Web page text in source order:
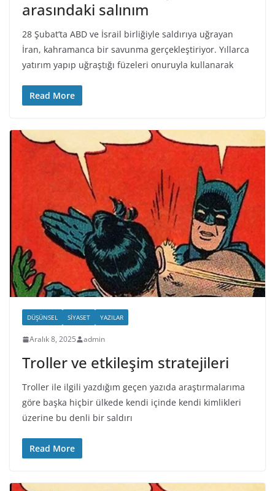
arasındaki salınım
28 Şubat’ta ABD ve İsrail birliğiyle saldırıya uğrayan
İran, kahramanca bir savunma gerçekleştiriyor. Yıllarca
yatırım yapıp uğraştığı füzeleri onuruyla kullanarak
Read More
DÜŞÜNSEL SIYASET YAZILAR
Aralık 8, 2025 admin
Troller ve etkileşim stratejileri
Troller ile ilgili yazdığım geçen yazıda araştırmalarıma
göre başka hiçbir ülkede kendi içinde kendi kimlikleri
üzerine bu denli bir saldırı
Read More